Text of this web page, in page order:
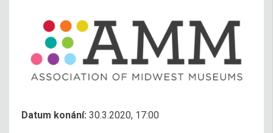
Datum konání: 30.3.2020, 17:00